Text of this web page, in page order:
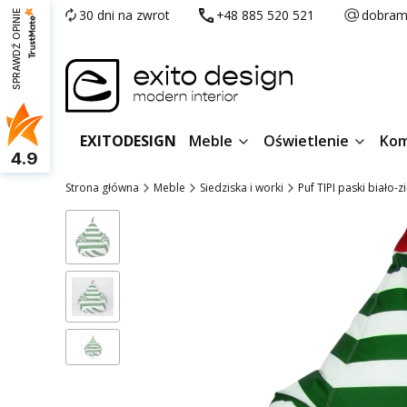
30 dni na zwrot +48 885 520 521
EXITODESIGN Meble Oświetlenie
Strona główna Meble Siedziska i worki Puf TIPI paski biało-
SPRAWDŹ OPINIE
4.9